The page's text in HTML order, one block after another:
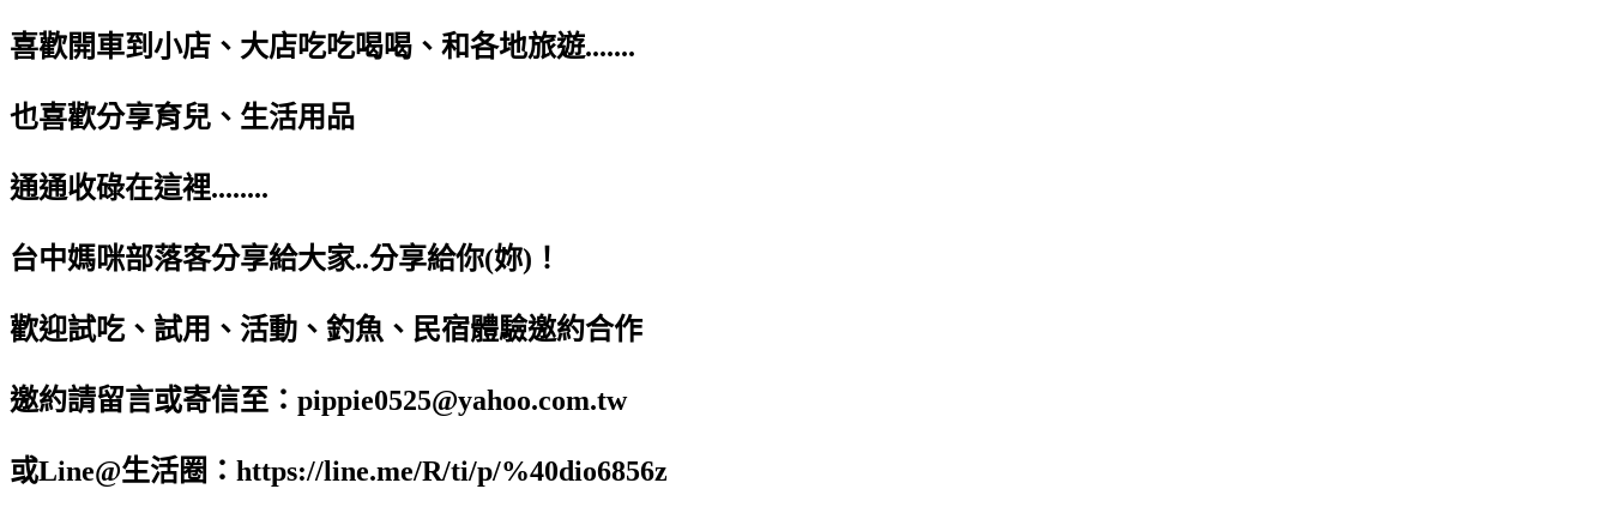
喜歡開車到小店、大店吃吃喝喝、和各地旅遊.......
也喜歡分享育兒、生活用品
通通收碌在這裡........
台中媽咪部落客分享給大家..分享給你(妳)！
歡迎試吃、試用、活動、釣魚、民宿體驗邀約合作
邀約請留言或寄信至：pippie0525@yahoo.com.tw
或Line@生活圈：https://line.me/R/ti/p/%40dio6856z